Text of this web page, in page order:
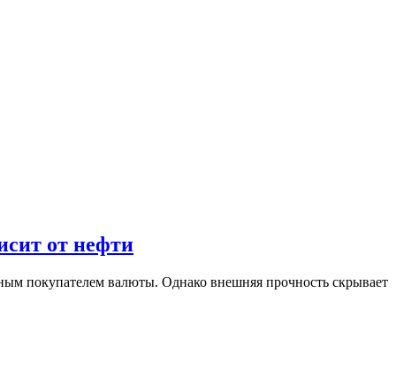
от нефти
покупателем валюты. Однако внешняя прочность скрывает